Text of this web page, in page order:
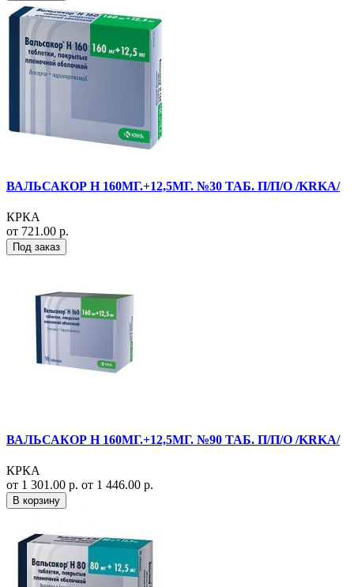
ВАЛЬСАКОР Н 160МГ.+12,5МГ. №30 ТАБ. П/П/О /KRKA/
КРКА
от 721.00 р.
Под заказ
ВАЛЬСАКОР Н 160МГ.+12,5МГ. №90 ТАБ. П/П/О /KRKA/
КРКА
от 1 301.00 р. от 1 446.00 р.
В корзину